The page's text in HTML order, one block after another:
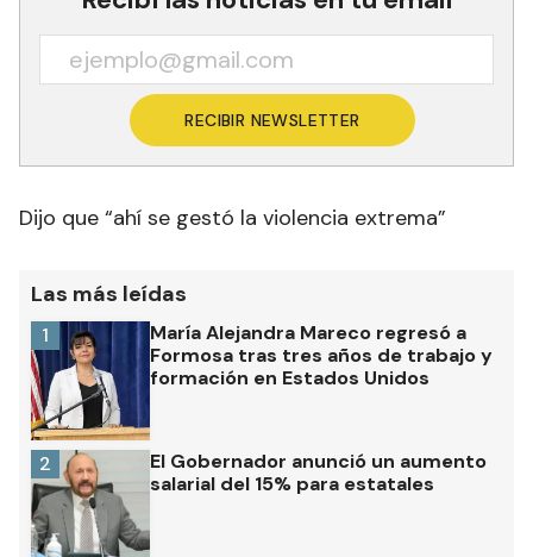
RECIBIR NEWSLETTER
Dijo que “ahí se gestó la violencia extrema”
Las más leídas
María Alejandra Mareco regresó a
Formosa tras tres años de trabajo y
formación en Estados Unidos
1
El Gobernador anunció un aumento
salarial del 15% para estatales
2